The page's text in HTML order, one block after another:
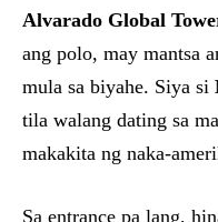
Alvarado Global
ang polo, may mantsa
mula sa biyahe. Siya si
tila walang dating sa
makakita ng naka-
Sa entrance pa lang,